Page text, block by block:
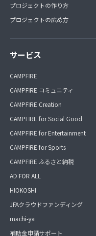
プロジェクトの作り方
プロジェクトの広め方
サービス
CAMPFIRE
CAMPFIRE コミュニティ
CAMPFIRE Creation
CAMPFIRE for Social Good
CAMPFIRE for Entertainment
CAMPFIRE for Sports
CAMPFIRE ふるさと納税
AD FOR ALL
HIOKOSHI
JFAクラウドファンディング
machi-ya
補助金申請サポート